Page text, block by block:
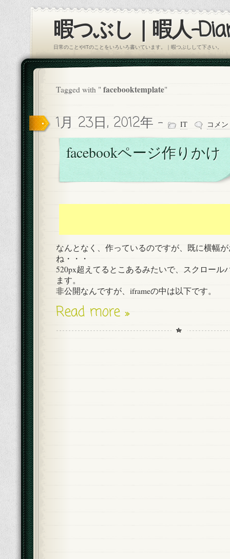
暇つぶし｜暇人-
日常のことやITのことをいろいろ書いています。｜暇つぶしして下さい。
Tagged with " facebooktemplate"
1月 23日, 2012年 - IT コメ
facebookページ作りかけ
なんとなく、作っているのですが、既に横幅
ね・・・
520px超えてるとこあるみたいで、スクロール
ます。
非公開なんですが、iframeの中は以下です。
Read more »